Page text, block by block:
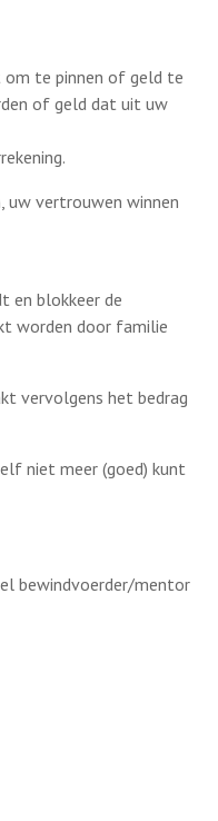
om te pinnen of geld te
of geld dat uit uw
uw vertrouwen winnen
en blokkeer de
worden door familie
vervolgens het bedrag
niet meer (goed) kunt
bewindvoerder/mentor